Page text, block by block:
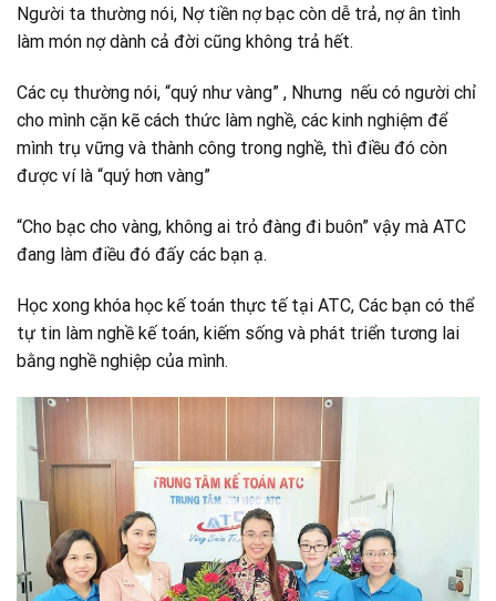
Người ta thường nói, Nợ tiền nợ bạc còn dễ trả, nợ ân tình
làm món nợ dành cả đời cũng không trả hết.
Các cụ thường nói, “quý như vàng” , Nhưng nếu có người chỉ
cho mình cặn kẽ cách thức làm nghề, các kinh nghiệm để
mình trụ vững và thành công trong nghề, thì điều đó còn
được ví là “quý hơn vàng”
“Cho bạc cho vàng, không ai trỏ đàng đi buôn” vậy mà ATC
đang làm điều đó đấy các bạn ạ.
Học xong khóa học kế toán thực tế tại ATC, Các bạn có thể
tự tin làm nghề kế toán, kiếm sống và phát triển tương lai
bằng nghề nghiệp của mình.